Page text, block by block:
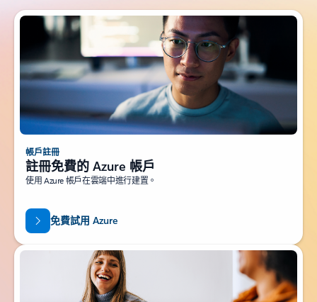
帳戶註冊
註冊免費的 Azure 帳戶
使用 Azure 帳戶在雲端中進行建置。
免費試用 Azure